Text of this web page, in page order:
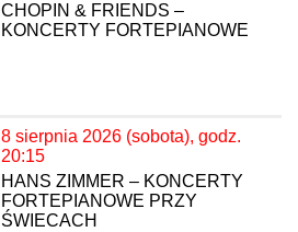
CHOPIN & FRIENDS –
KONCERTY FORTEPIANOWE
8 sierpnia 2026 (sobota), godz.
20:15
HANS ZIMMER – KONCERTY
FORTEPIANOWE PRZY
ŚWIECACH